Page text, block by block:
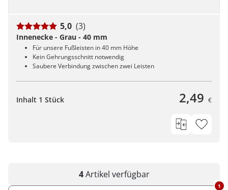
5,0 (3)
Innenecke - Grau - 40 mm
Für unsere Fußleisten in 40 mm Höhe
Kein Gehrungsschnitt notwendig
Saubere Verbindung zwischen zwei Leisten
Inhalt 1 Stück 2,49 €
4Artikel verfügbar
1